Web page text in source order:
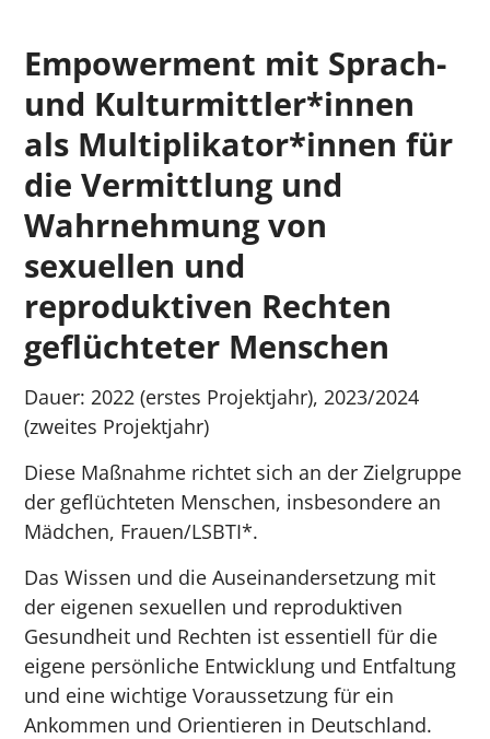
Empowerment mit Sprach-
und Kulturmittler*innen
als Multiplikator*innen für
die Vermittlung und
Wahrnehmung von
sexuellen und
reproduktiven Rechten
geflüchteter Menschen
Dauer: 2022 (erstes Projektjahr), 2023/2024
(zweites Projektjahr)
Diese Maßnahme richtet sich an der Zielgruppe
der geflüchteten Menschen, insbesondere an
Mädchen, Frauen/LSBTI*.
Das Wissen und die Auseinandersetzung mit
der eigenen sexuellen und reproduktiven
Gesundheit und Rechten ist essentiell für die
eigene persönliche Entwicklung und Entfaltung
und eine wichtige Voraussetzung für ein
Ankommen und Orientieren in Deutschland.